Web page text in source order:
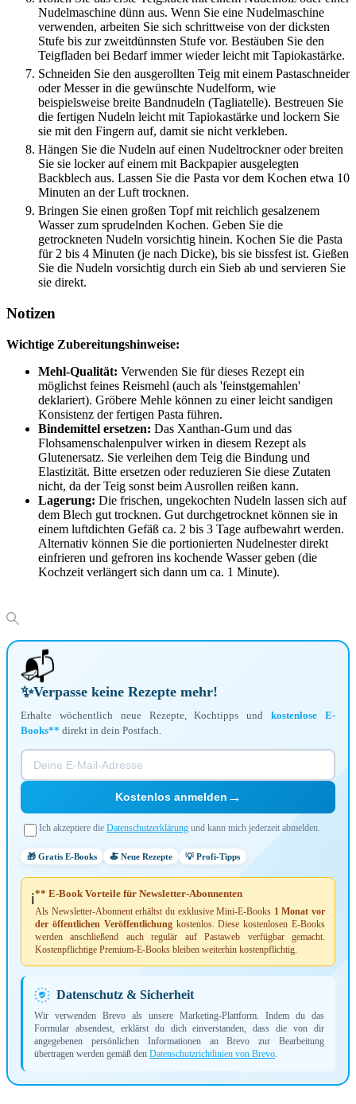
Nudelmaschine dünn aus. Wenn Sie eine Nudelmaschine
verwenden, arbeiten Sie sich schrittweise von der dicksten
Stufe bis zur zweitdünnsten Stufe vor. Bestäuben Sie den
Teigfladen bei Bedarf immer wieder leicht mit Tapiokastärke.
Schneiden Sie den ausgerollten Teig mit einem Pastaschneider
oder Messer in die gewünschte Nudelform, wie
beispielsweise breite Bandnudeln (Tagliatelle). Bestreuen Sie
die fertigen Nudeln leicht mit Tapiokastärke und lockern Sie
sie mit den Fingern auf, damit sie nicht verkleben.
Hängen Sie die Nudeln auf einen Nudeltrockner oder breiten
Sie sie locker auf einem mit Backpapier ausgelegten
Backblech aus. Lassen Sie die Pasta vor dem Kochen etwa 10
Minuten an der Luft trocknen.
Bringen Sie einen großen Topf mit reichlich gesalzenem
Wasser zum sprudelnden Kochen. Geben Sie die
getrockneten Nudeln vorsichtig hinein. Kochen Sie die Pasta
für 2 bis 4 Minuten (je nach Dicke), bis sie bissfest ist. Gießen
Sie die Nudeln vorsichtig durch ein Sieb ab und servieren Sie
sie direkt.
Notizen
Wichtige Zubereitungshinweise:
Mehl-Qualität: Verwenden Sie für dieses Rezept ein
möglichst feines Reismehl (auch als 'feinstgemahlen'
deklariert). Gröbere Mehle können zu einer leicht sandigen
Konsistenz der fertigen Pasta führen.
Bindemittel ersetzen: Das Xanthan-Gum und das
Flohsamenschalenpulver wirken in diesem Rezept als
Glutenersatz. Sie verleihen dem Teig die Bindung und
Elastizität. Bitte ersetzen oder reduzieren Sie diese Zutaten
nicht, da der Teig sonst beim Ausrollen reißen kann.
Lagerung: Die frischen, ungekochten Nudeln lassen sich auf
dem Blech gut trocknen. Gut durchgetrocknet können sie in
einem luftdichten Gefäß ca. 2 bis 3 Tage aufbewahrt werden.
Alternativ können Sie die portionierten Nudelnester direkt
einfrieren und gefroren ins kochende Wasser geben (die
Kochzeit verlängert sich dann um ca. 1 Minute).
📬
✨Verpasse keine Rezepte mehr!
Erhalte wöchentlich neue Rezepte, Kochtipps undkostenlose E-
Books** direkt in dein Postfach.
Kostenlos anmelden →
Ich akzeptiere die Datenschutzerklärung und kann mich jederzeit abmelden.
🎁 Gratis E-Books 🍝 Neue Rezepte 💡 Profi-Tipps
ℹ️** E-Book Vorteile für Newsletter-Abonnenten
Als Newsletter-Abonnent erhältst du exklusive Mini-E-Books 1 Monat vor
der öffentlichen Veröffentlichungkostenlos. Diese kostenlosen E-Books
werden anschließend auch regulär auf Pastaweb verfügbar gemacht.
Kostenpflichtige Premium-E-Books bleiben weiterhin kostenpflichtig.
Datenschutz & Sicherheit
Wir verwenden Brevo als unsere Marketing-Plattform. Indem du das
Formular absendest, erklärst du dich einverstanden, dass die von dir
angegebenen persönlichen Informationen an Brevo zur Bearbeitung
übertragen werden gemäß den Datenschutzrichtlinien von Brevo